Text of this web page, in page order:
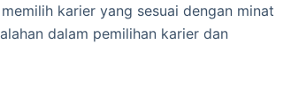
karier yang sesuai dengan minat
dalam pemilihan karier dan